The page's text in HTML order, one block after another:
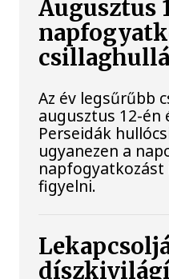
Augusztus
Az év legsűrűbb
augusztus 12-én
Perseidák
ugyanezen a
napfogyatkozást
figyelni.